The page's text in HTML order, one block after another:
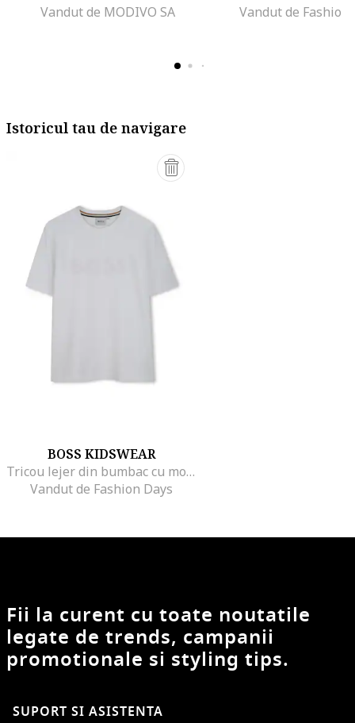
Vandut de MODIVO SA
Vandut de Fashion
Istoricul tau de navigare
BOSS KIDSWEAR
Tricou lejer din bumbac cu model uni, Gri deschis
Vandut de Fashion Days
Fii la curent cu toate noutatile
legate de trends, campanii
promotionale si styling tips.
SUPORT SI ASISTENTA